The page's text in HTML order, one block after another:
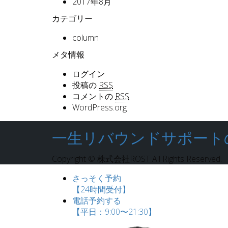
カテゴリー
column
メタ情報
ログイン
投稿の RSS
コメントの RSS
WordPress.org
一生リバウンドサポート
Copyright © 株式会社ROST All Rights Reserved.
さっそく予約
【24時間受付】
電話予約する
【平日：9:00〜21:30】